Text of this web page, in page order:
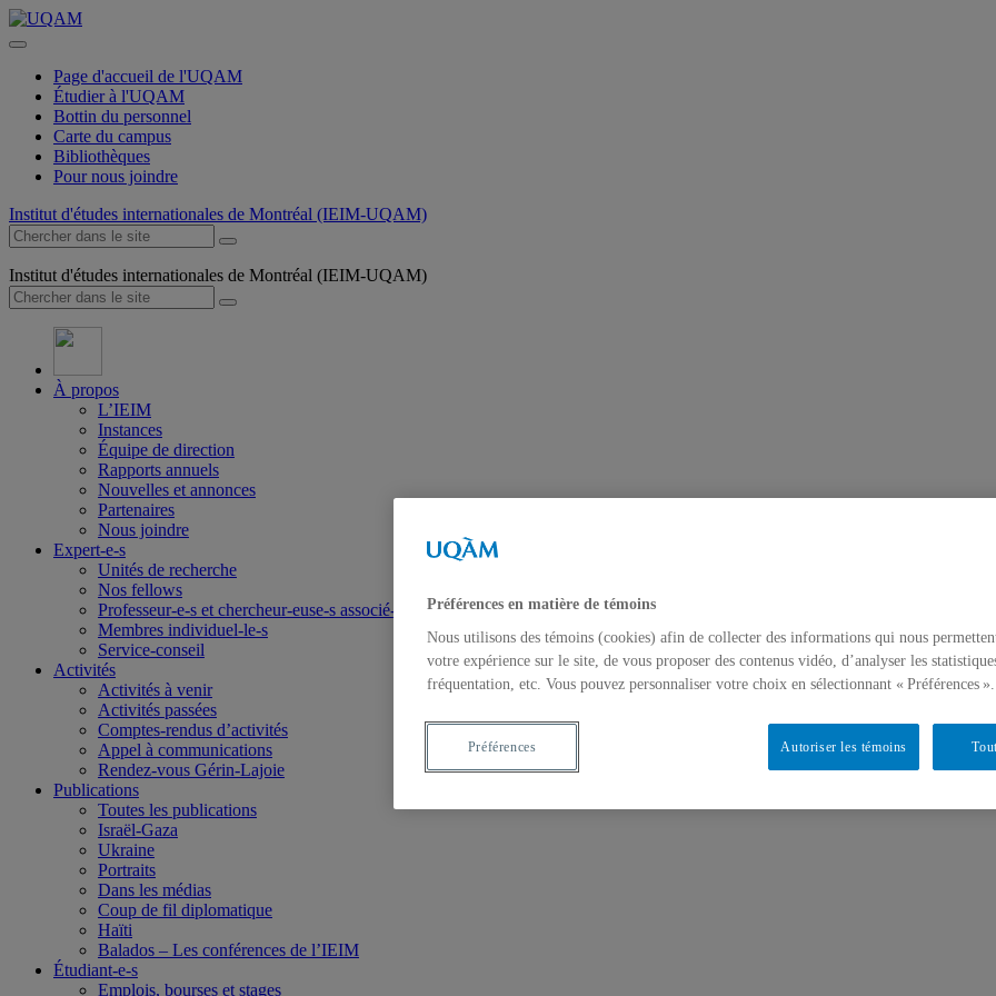
Page d'accueil de l'UQAM
Étudier à l'UQAM
Bottin du personnel
Carte du campus
Bibliothèques
Pour nous joindre
Institut d'études internationales de Montréal (IEIM-UQAM)
Institut d'études internationales de Montréal (IEIM-UQAM)
À propos
L’IEIM
Instances
Équipe de direction
Rapports annuels
Nouvelles et annonces
Partenaires
Nous joindre
Expert-e-s
Unités de recherche
Nos fellows
Professeur-e-s et chercheur-euse-s associé-e-s
Membres individuel-le-s
Service-conseil
Activités
Activités à venir
Activités passées
Comptes-rendus d’activités
Appel à communications
Rendez-vous Gérin-Lajoie
Publications
Toutes les publications
Israël-Gaza
Ukraine
Portraits
Dans les médias
Coup de fil diplomatique
Haïti
Balados – Les conférences de l’IEIM
Étudiant-e-s
Emplois, bourses et stages
Préférences en matière de témoins
Nous utilisons des témoins (cookies) afin de collecter des informations qui nous
votre expérience sur le site, de vous proposer des contenus vidéo, d’analyser les
fréquentation, etc. Vous pouvez personnaliser votre choix en sélectionnant « Préférences ».
Autoriser les témoins
Préférences